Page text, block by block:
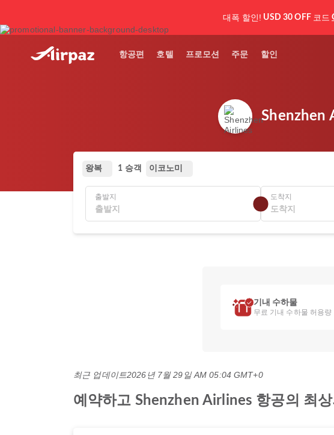
대폭 할인! USD 30 OFF 코드
항공편 호텔 프로모션 주문 할인
Shenzhen
왕복 1 승객 이코노미
출발지 도착지
기내 수하물
무료 기내 수하물 허용량
최근 업데이트2026년 7월 29일 AM 05:04 GMT+0
예약하고 Shenzhen Airlines 항공의 최